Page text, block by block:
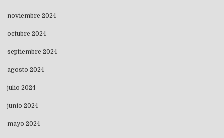
noviembre 2024
octubre 2024
septiembre 2024
agosto 2024
julio 2024
junio 2024
mayo 2024